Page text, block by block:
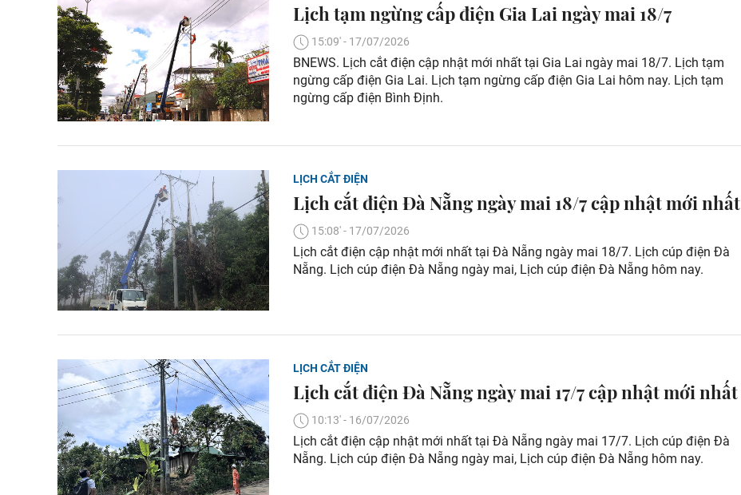
Lịch tạm ngừng cấp điện Gia Lai ngày mai 18/7
15:09' - 17/07/2026
BNEWS. Lịch cắt điện cập nhật mới nhất tại Gia Lai ngày mai 18/7. Lịch tạm
ngừng cấp điện Gia Lai. Lịch tạm ngừng cấp điện Gia Lai hôm nay. Lịch tạm
ngừng cấp điện Bình Định.
LỊCH CẮT ĐIỆN
Lịch cắt điện Đà Nẵng ngày mai 18/7 cập nhật mới nhất
15:08' - 17/07/2026
Lịch cắt điện cập nhật mới nhất tại Đà Nẵng ngày mai 18/7. Lịch cúp điện Đà
Nẵng. Lịch cúp điện Đà Nẵng ngày mai, Lịch cúp điện Đà Nẵng hôm nay.
LỊCH CẮT ĐIỆN
Lịch cắt điện Đà Nẵng ngày mai 17/7 cập nhật mới nhất
10:13' - 16/07/2026
Lịch cắt điện cập nhật mới nhất tại Đà Nẵng ngày mai 17/7. Lịch cúp điện Đà
Nẵng. Lịch cúp điện Đà Nẵng ngày mai, Lịch cúp điện Đà Nẵng hôm nay.